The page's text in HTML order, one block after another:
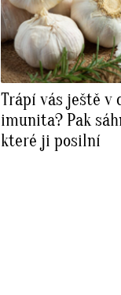
Trápí vás ještě v
imunita? Pak
které ji posilní